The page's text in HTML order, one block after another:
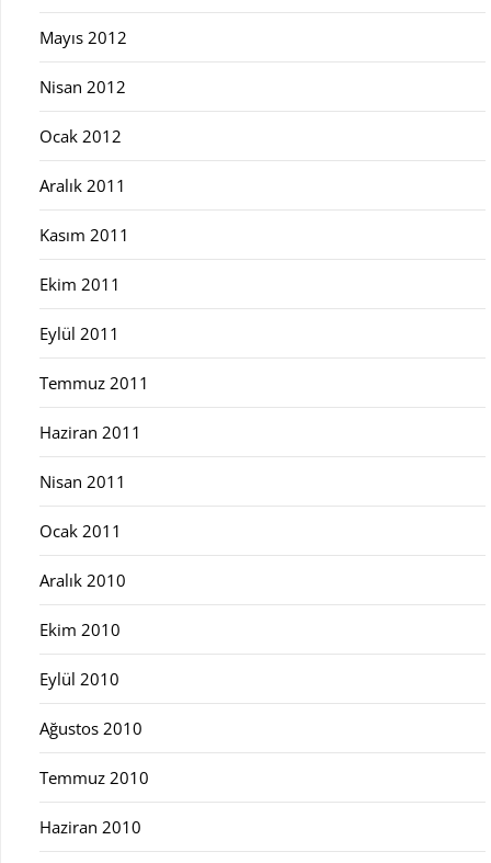
Mayıs 2012
Nisan 2012
Ocak 2012
Aralık 2011
Kasım 2011
Ekim 2011
Eylül 2011
Temmuz 2011
Haziran 2011
Nisan 2011
Ocak 2011
Aralık 2010
Ekim 2010
Eylül 2010
Ağustos 2010
Temmuz 2010
Haziran 2010